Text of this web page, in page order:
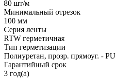
80 шт/м
Минимальный отрезок
100 мм
Серия ленты
RTW герметичная
Тип герметизации
Полиуретан, прозр. прямоуг. - PU
Гарантийный срок
3 год(а)